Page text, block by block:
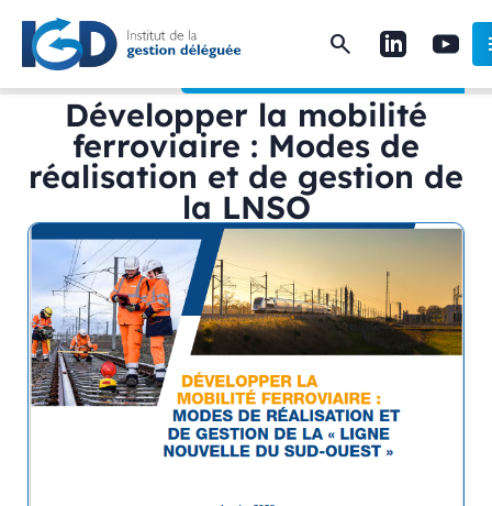
search
Accueil
Développer la mobilité
ferroviaire : Modes de
réalisation et de gestion de
la LNSO